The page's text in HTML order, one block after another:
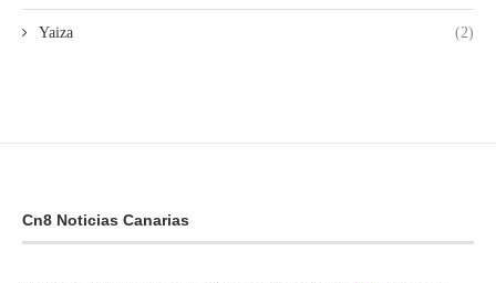
Yaiza (2)
Cn8 Noticias Canarias